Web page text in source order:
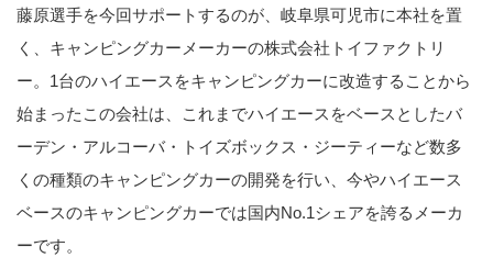
藤原選手を今回サポートするのが、岐阜県可児市に本社を置
く、キャンピングカーメーカーの株式会社トイファクトリ
ー。1台のハイエースをキャンピングカーに改造することから
始まったこの会社は、これまでハイエースをベースとしたバ
ーデン・アルコーバ・トイズボックス・ジーティーなど数多
くの種類のキャンピングカーの開発を行い、今やハイエース
ベースのキャンピングカーでは国内No.1シェアを誇るメーカ
ーです。